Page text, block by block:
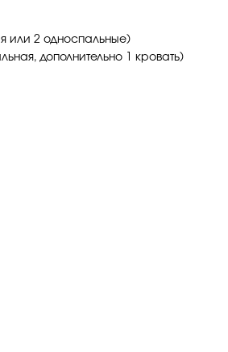
или 2 односпальные)
дополнительно 1 кровать)